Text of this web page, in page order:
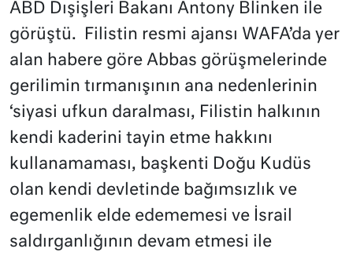
ABD Dışişleri Bakanı Antony Blinken ile
görüştü. Filistin resmi ajansı WAFA’da yer
alan habere göre Abbas görüşmelerinde
gerilimin tırmanışının ana nedenlerinin
‘siyasi ufkun daralması, Filistin halkının
kendi kaderini tayin etme hakkını
kullanamaması, başkenti Doğu Kudüs
olan kendi devletinde bağımsızlık ve
egemenlik elde edememesi ve İsrail
saldırganlığının devam etmesi ile